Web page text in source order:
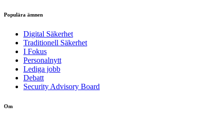
Populära ämnen
Digital Säkerhet
Traditionell Säkerhet
I Fokus
Personalnytt
Lediga jobb
Debatt
Security Advisory Board
Om